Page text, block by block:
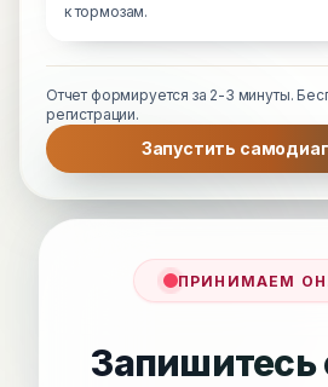
к тормозам.
Отчет формируется за 2-3 минуты.
регистрации.
Запустить
ПРИНИМАЕМ
Запишитесь